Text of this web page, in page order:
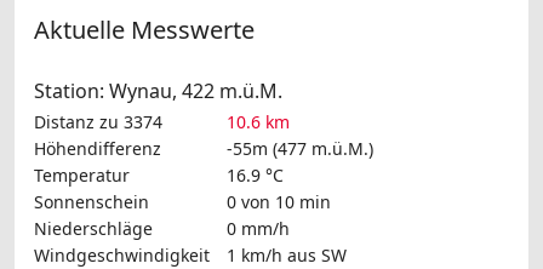
Aktuelle Messwerte
Station: Wynau, 422 m.ü.M.
Distanz zu 3374
10.6 km
Höhendifferenz
-55m (477 m.ü.M.)
Temperatur
16.9 °C
Sonnenschein
0 von 10 min
Niederschläge
0 mm/h
Windgeschwindigkeit
1 km/h aus SW